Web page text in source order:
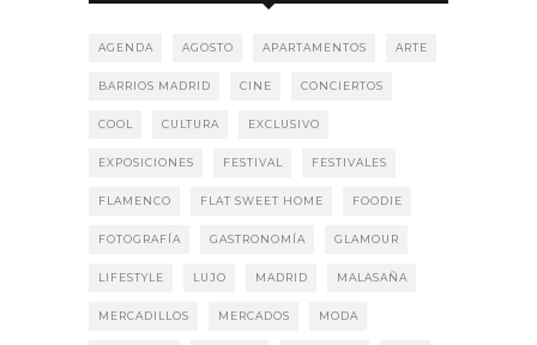
AGENDA AGOSTO APARTAMENTOS ARTE
BARRIOS MADRID CINE CONCIERTOS
COOL CULTURA EXCLUSIVO
EXPOSICIONES FESTIVAL FESTIVALES
FLAMENCO FLAT SWEET HOME FOODIE
FOTOGRAFÍA GASTRONOMÍA GLAMOUR
LIFESTYLE LUJO MADRID MALASAÑA
MERCADILLOS MERCADOS MODA